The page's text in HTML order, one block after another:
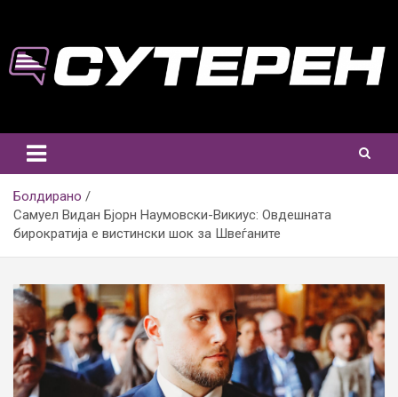
content
Болдирано
Самуел Видан Бјорн Наумовски-Викиус: Овдешната
бирократија е вистински шок за Швеѓаните